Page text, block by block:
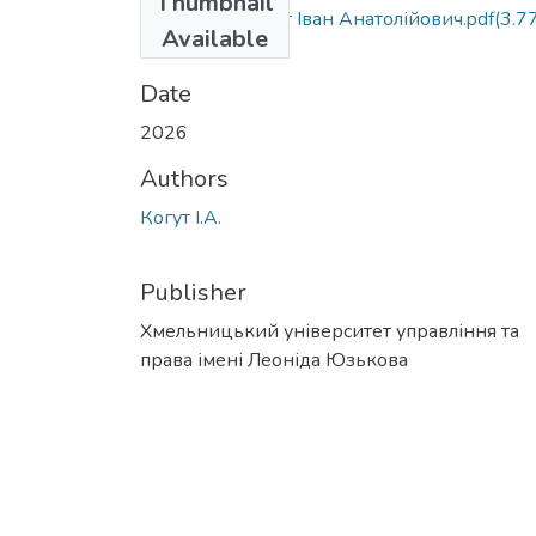
Available
diss_Kohut_Когут Іван Анатолійович.pdf
MB)
Date
2026
Authors
Когут І.А.
Publisher
Хмельницький університет управління та
права імені Леоніда Юзькова